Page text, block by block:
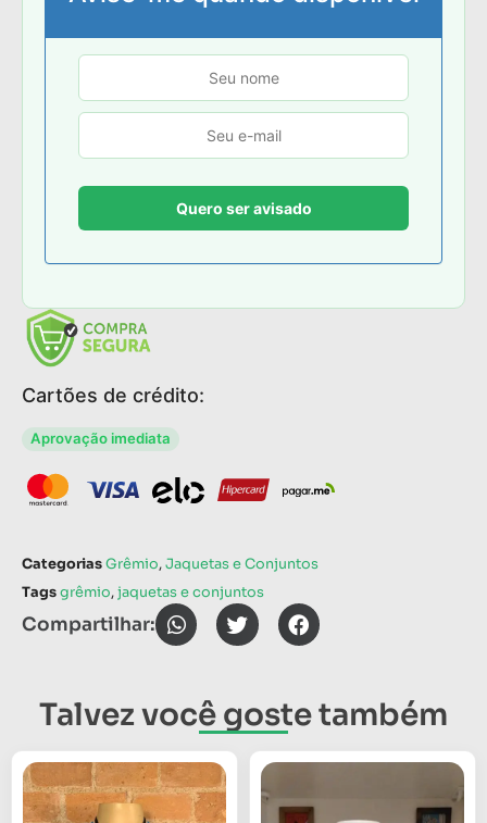
Cartões de crédito:
Aprovação imediata
CategoriasGrêmio,Jaquetas e Conjuntos
Tagsgrêmio,jaquetas e conjuntos
Compartilhar:
Talvez você goste também